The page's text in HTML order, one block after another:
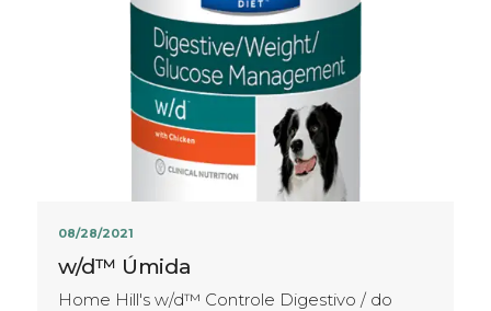
08/28/2021
w/d™ Úmida
Home Hill's w/d™ Controle Digestivo / do